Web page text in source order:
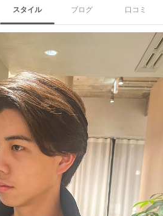
スタイル ブログ 口コミ